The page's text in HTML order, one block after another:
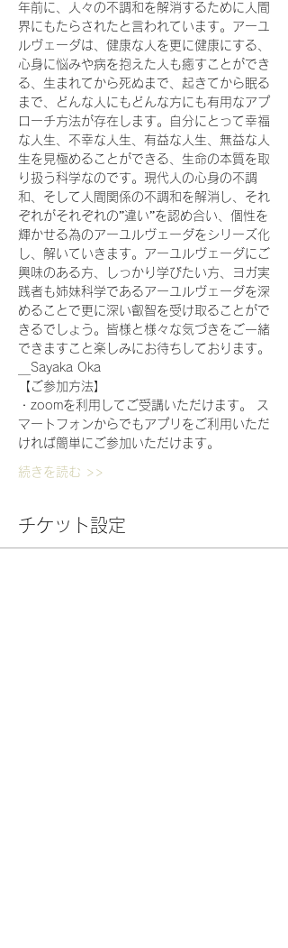
年前に、人々の不調和を解消するために人間
界にもたらされたと言われています。アーユ
ルヴェーダは、健康な人を更に健康にする、
心身に悩みや病を抱えた人も癒すことができ
る、生まれてから死ぬまで、起きてから眠る
まで、どんな人にもどんな方にも有用なアプ
ローチ方法が存在します。自分にとって幸福
な人生、不幸な人生、有益な人生、無益な人
生を見極めることができる、生命の本質を取
り扱う科学なのです。現代人の心身の不調
和、そして人間関係の不調和を解消し、それ
ぞれがそれぞれの”違い”を認め合い、個性を
輝かせる為のアーユルヴェーダをシリーズ化
し、解いていきます。アーユルヴェーダにご
興味のある方、しっかり学びたい方、ヨガ実
践者も姉妹科学であるアーユルヴェーダを深
めることで更に深い叡智を受け取ることがで
きるでしょう。皆様と様々な気づきをご一緒
できますこと楽しみにお待ちしております。
＿Sayaka Oka
【ご参加方法】
・zoomを利用してご受講いただけます。 ス
マートフォンからでもアプリをご利用いただ
ければ簡単にご参加いただけます。
続きを読む >>
チケット設定